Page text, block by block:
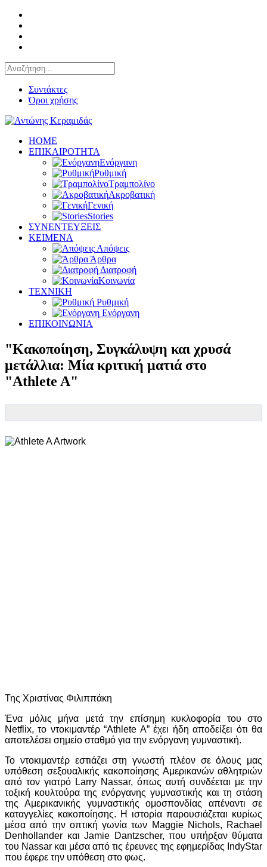
Συντάκτες
Όροι χρήσης
HOME
ΕΠΙΚΑΙΡΟΤΗΤΑ
Ενόργανη
Ρυθμική
Τραμπολίνο
Ακροβατική
Γενική
Stories
ΣΥΝΕΝΤΕΥΞΕΙΣ
KEIMENA
Απόψεις
Άρθρα
Διατροφή
Κοινωνία
ΤΕΧΝΙΚΗ
Ρυθμική
Ενόργανη
ΕΠΙΚΟΙΝΩΝΙΑ
"Κακοποίηση, Συγκάλυψη και χρυσά
μετάλλια: Μία κριτική ματιά στο
"Athlete A"
Της Χριστίνας Φιλιππάκη
Ένα μόλις μήνα μετά την επίσημη κυκλοφορία του στο
Netflix, το ντοκιμαντέρ “Athlete A” έχει ήδη αποδείξει ότι θα
αποτελέσει σημείο σταθμό για την ενόργανη γυμναστική.
Το ντοκιμαντέρ εστιάζει στη γνωστή πλέον σε όλους μας
υπόθεση σεξουαλικής κακοποίησης Αμερικανών αθλητριών
από τον γιατρό Larry Nassar, όπως αυτή συνδέεται με την
τοξική κουλτούρα της ενόργανης γυμναστικής και τη στάση
της Αμερικανικής γυμναστικής ομοσπονδίας απέναντι σε
καταγγελίες κακοποίησης. Η ιστορία παρουσιάζεται κυρίως
μέσα από την οπτική γωνία των Maggie Nichols, Rachael
Denhollander και Jamie Dantzscher, που υπήρξαν θύματα
του Nassar και μέσα από τις έρευνες της εφημερίδας IndyStar
που έφερε την υπόθεση στο φως.